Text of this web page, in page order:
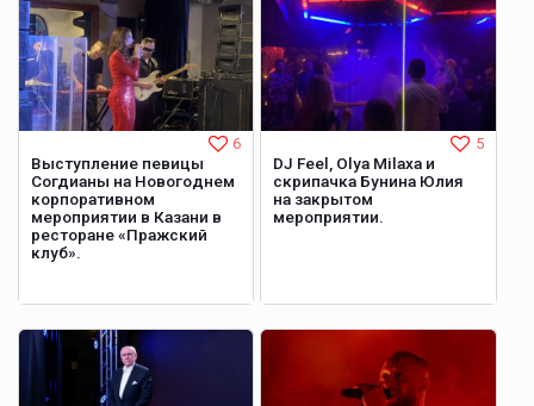
Выступление певицы
Согдианы на Новогоднем
корпоративном
мероприятии в Казани в
ресторане «Пражский
клуб».
6
DJ Feel, Olya Milaxa и
скрипачка Бунина Юлия
на закрытом
мероприятии.
5